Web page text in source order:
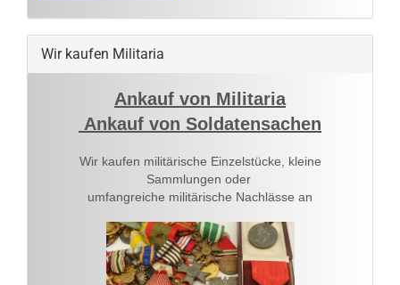
Wir kaufen Militaria
Ankauf von Militaria
Ankauf von Soldatensachen
Wir kaufen militärische Einzelstücke, kleine
Sammlungen oder
umfangreiche militärische Nachlässe an